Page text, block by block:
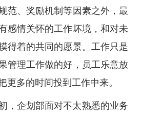
范、奖励机制等因素之外，最
感情关怀的工作坏境，和对未
得着的共同的愿景。工作只是
管理工作做的好，员工乐意放
更多的时间投到工作中来。
，企划部面对不太熟悉的业务